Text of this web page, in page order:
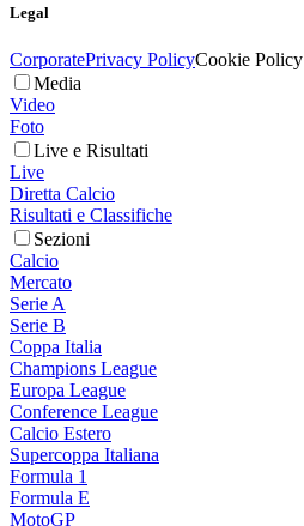
Legal
CorporatePrivacy PolicyCookie Policy
Media
Video
Foto
Live e Risultati
Live
Diretta Calcio
Risultati e Classifiche
Sezioni
Calcio
Mercato
Serie A
Serie B
Coppa Italia
Champions League
Europa League
Conference League
Calcio Estero
Supercoppa Italiana
Formula 1
Formula E
MotoGP